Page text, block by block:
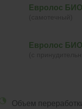
Евролос
Евролос
Объем